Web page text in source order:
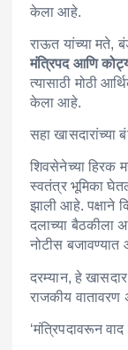
केला आहे.
राऊत यांच्या मते,
मंत्रिपद आणि
त्यासाठी मोठी
केला आहे.
सहा
शिवसेनेच्या हिरक
स्वतंत्र भूमिका
झाली आहे. पक्षाने
दलाच्या बैठकीला
नोटीस
दरम्यान, हे
राजकीय
‘मंत्रिपदावरून